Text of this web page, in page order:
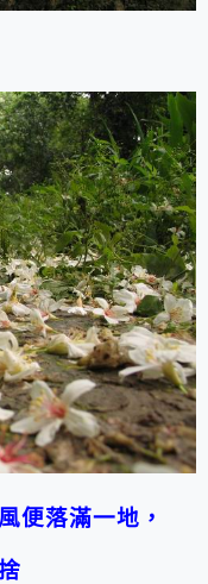
便落滿一地，